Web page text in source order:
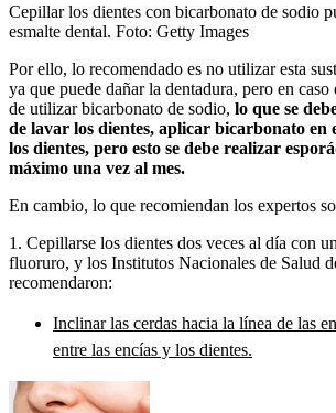
Cepillar los dientes con bicarbonato de sodio
esmalte dental. Foto: Getty Images
Por ello, lo recomendado es no utilizar esta
ya que puede dañar la dentadura, pero en
de utilizar bicarbonato de sodio, lo que se
de lavar los dientes, aplicar bicarbonato en
los dientes, pero esto se debe realizar
máximo una vez al mes.
En cambio, lo que recomiendan los expertos
1. Cepillarse los dientes dos veces al día con
fluoruro, y los Institutos Nacionales de Salud
recomendaron:
Inclinar las cerdas hacia la línea de las
entre las encías y los dientes.